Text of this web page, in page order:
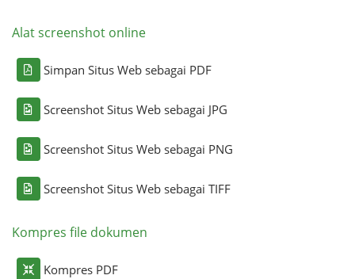
Alat screenshot online
Simpan Situs Web sebagai PDF
Screenshot Situs Web sebagai JPG
Screenshot Situs Web sebagai PNG
Screenshot Situs Web sebagai TIFF
Kompres file dokumen
Kompres PDF